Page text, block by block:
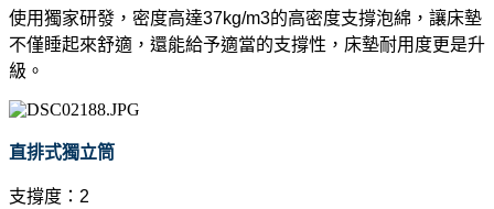
使用獨家研發，密度高達37kg/m3的高密度支撐泡綿，讓床墊
不僅睡起來舒適，還能給予適當的支撐性，床墊耐用度更是升
級。
直排式獨立筒
支撐度：2